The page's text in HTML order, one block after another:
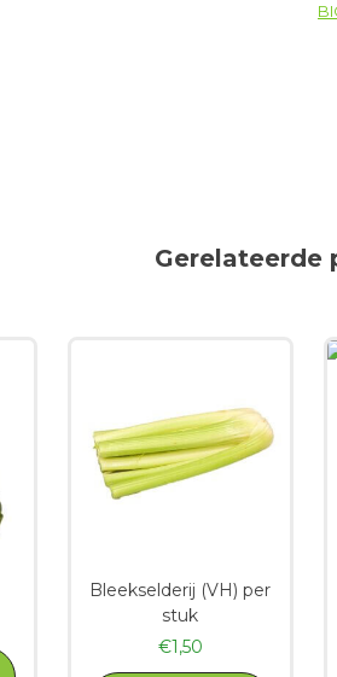
Gerelateerde
Bleekselderij (VH) per
stuk
€1,50